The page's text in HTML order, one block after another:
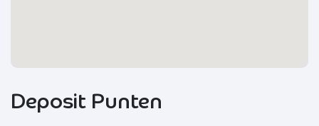
Deposit Punten